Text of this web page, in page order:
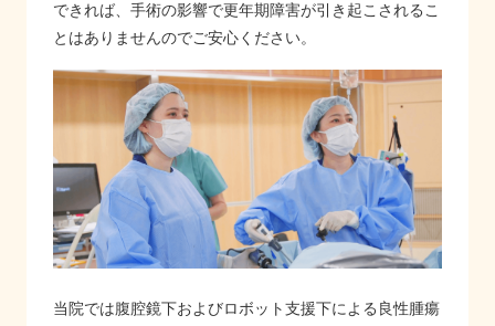
できれば、手術の影響で更年期障害が引き起こされるこ
とはありませんのでご安心ください。
当院では腹腔鏡下およびロボット支援下による良性腫瘍